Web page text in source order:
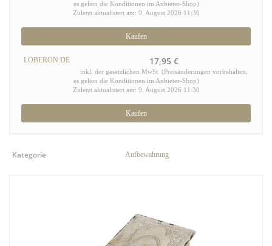
es gelten die Konditionen im Anbieter-Shop)
Zuletzt aktualisiert am: 9. August 2026 11:30
Kaufen
LOBERON DE 17,95 €
inkl. der gesetzlichen MwSt. (Preisänderungen vorbehalten,
es gelten die Konditionen im Anbieter-Shop)
Zuletzt aktualisiert am: 9. August 2026 11:30
Kaufen
Kategorie Aufbewahrung